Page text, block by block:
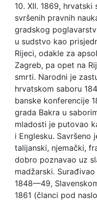
10. XII. 1869,
svršenih pravnih
gradskog
u sudstvo kao
Rijeci, odakle za
Zagreb, pa opet na
smrti. Narodni je
hrvatskom saboru
banske konferencije
grada Bakra u
mladosti je putovao
i Englesku. Savršeno
talijanski, njemački,
dobro poznavao uz
madžarski.
1848—49,
1861 (članci pod